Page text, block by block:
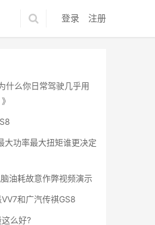
登录 注册
什么你日常驾驶几乎用
大功率最大扭矩谁更决定
油耗故意作弊视频演示
和广汽传祺GS8
么好?